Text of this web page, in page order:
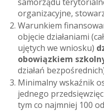
organizacyjne,
Warunkiem
objęcie działaniami
ujętych we wniosku)
obowiązkiem
działań
Minimalny wskaźnik
jednego
tym co najmniej 100